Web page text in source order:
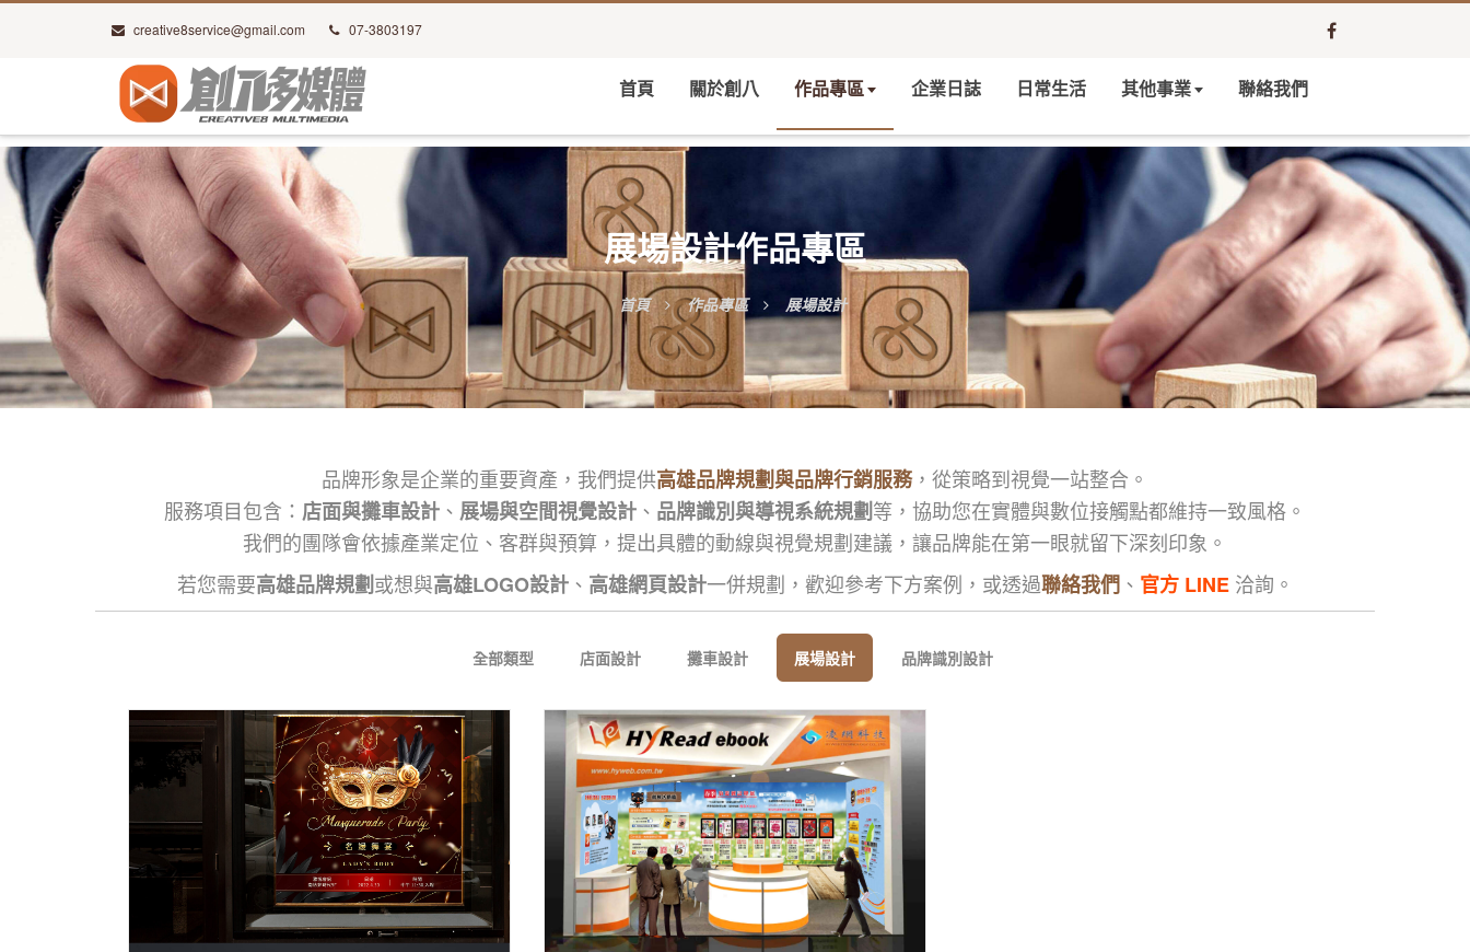
creative8service@gmail.com 07-3803197
首頁 關於創八 作品專區 企業日誌 日常生活 其他事業 聯絡我們
展場設計作品專區
首頁 作品專區 展場設計
品牌形象是企業的重要資產，我們提供高雄品牌規劃與品牌行銷服務，從策略到視覺一站整合。
服務項目包含： 店面與攤車設計 、 展場與空間視覺設計 、 品牌識別與導視系統規劃等，協助您在實體與數位接觸點都維持一致風格。
我們的團隊會依據產業定位、客群與預算，提出具體的動線與視覺規劃建議，讓品牌能在第一眼就留下深刻印象。
若您需要高雄品牌規劃或想與高雄LOGO設計、 高雄網頁設計一併規劃，歡迎參考下方案例，或透過聯絡我們、 官方 LINE洽詢。
全部類型 店面設計 攤車設計 展場設計 品牌識別設計